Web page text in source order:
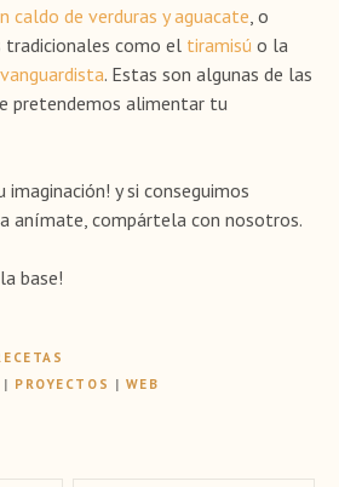
caldo de verduras y aguacate , o
tradicionales como el tiramisú o la
. Estas son algunas de las
pretendemos alimentar tu
y si conseguimos
anímate, compártela con nosotros.
base!
| PROYECTOS | WEB